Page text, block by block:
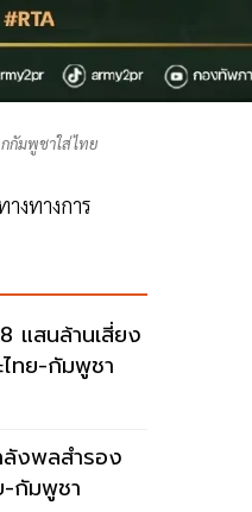
กัมพูชาใส่ไทย
งทางการ
แสนล้านเสี่ยง
ไทย-กัมพูชา
ลังพลสำรอง
-กัมพูชา